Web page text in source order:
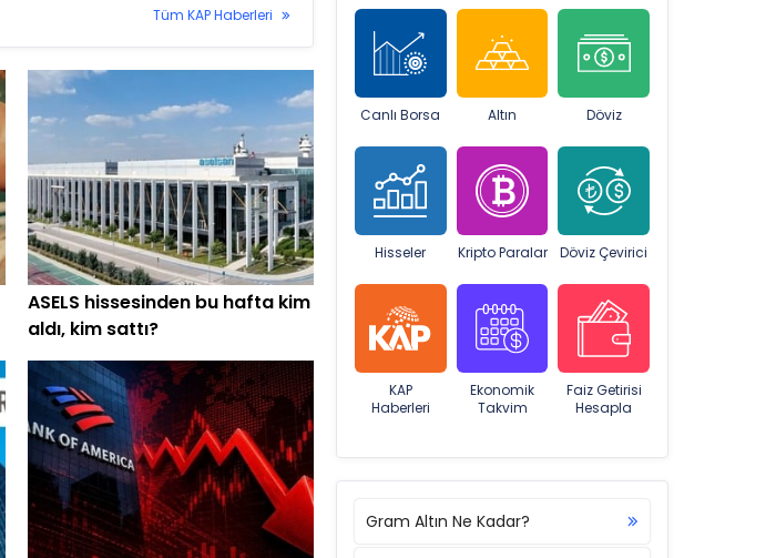
Tüm KAP Haberleri
ASELS hissesinden bu hafta kim
aldı, kim sattı?
Canlı Borsa Altın Döviz
Hisseler Kripto Paralar Döviz Çevirici
KAP
Haberleri
Ekonomik
Takvim
Faiz Getirisi
Hesapla
Gram Altın Ne Kadar?